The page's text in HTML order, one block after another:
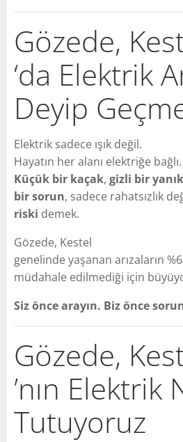
Gözede,
‘da Elektrik
Deyip
Elektrik sadece ışık değil.
Hayatın her alanı elektriğe bağlı.
Küçük bir kaçak, gizli bir yanık
bir sorun, sadece rahatsızlık
riski demek.
Gözede, Kestel
genelinde yaşanan arızaların
müdahale edilmediği için
Siz önce arayın. Biz önce
Gözede,
’nın Elektrik
Tutuyoruz